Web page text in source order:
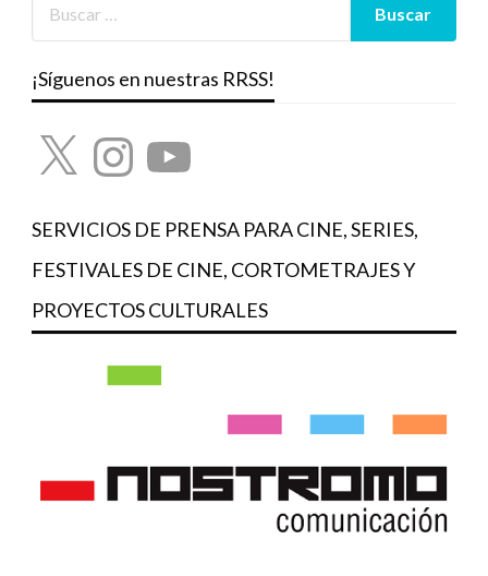
¡Síguenos en nuestras RRSS!
X InstagramYouTube
SERVICIOS DE PRENSA PARA CINE, SERIES,
FESTIVALES DE CINE, CORTOMETRAJES Y
PROYECTOS CULTURALES